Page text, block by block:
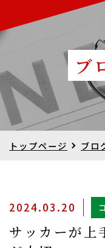
ブ
トップページ ブロ
2024.03.20
サッカーが上